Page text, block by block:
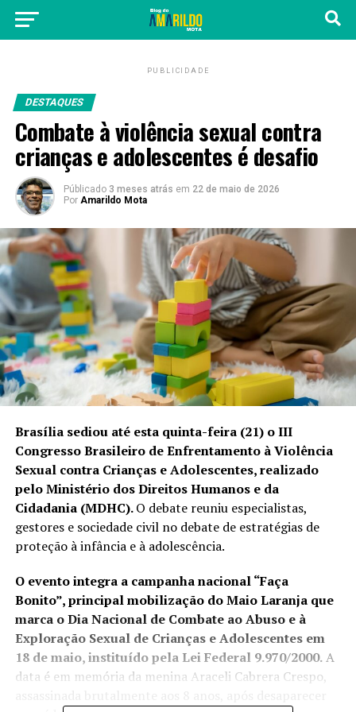
PUBLICIDADE
DESTAQUES
Combate à violência sexual contra
crianças e adolescentes é desafio
Públicado 3 meses atrás em 22 de maio de 2026
Por Amarildo Mota
Brasília sediou até esta quinta-feira (21) oIII
Congresso Brasileiro de Enfrentamento à Violência
Sexual contra Crianças e Adolescentes, realizado
pelo Ministério dos Direitos Humanos e da
Cidadania (MDHC).O debate reuniu especialistas,
gestores e sociedade civil no debate de estratégias de
proteção à infância e à adolescência.
O evento integra a campanha nacional “Faça
Bonito”, principal mobilização do Maio Laranja que
marca o Dia Nacional de Combate ao Abuso e à
Exploração Sexual de Crianças e Adolescentes em
18 de maio, instituído pela Lei Federal 9.970/2000.A
data é em memória da menina Araceli Cabrera Crespo,